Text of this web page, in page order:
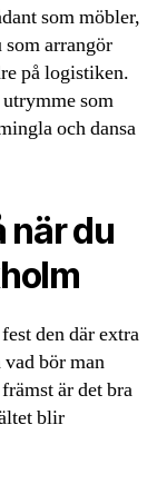
som möbler,
som arrangör
på logistiken.
som
och dansa
när du
den där extra
bör man
är det bra
blir